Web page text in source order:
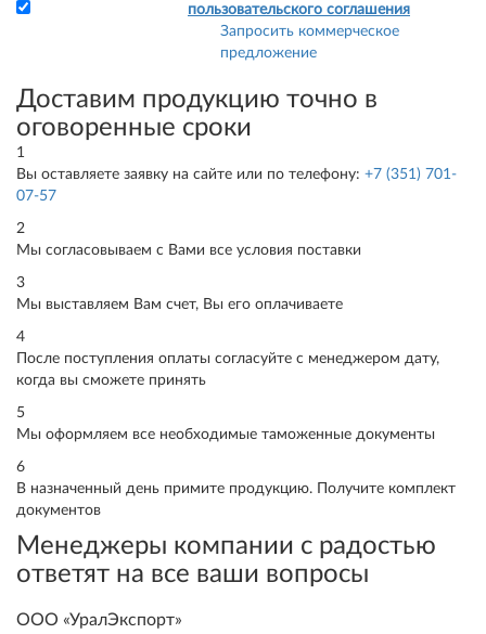
пользовательского соглашения
сразу сможем выставить
Вам счет.
Запросить коммерческое
предложение
Доставим продукцию точно в
оговоренные сроки
1
Вы оставляете заявку на сайте или по телефону: +7 (351) 701-
07-57
2
Мы согласовываем с Вами все условия поставки
3
Мы выставляем Вам счет, Вы его оплачиваете
4
После поступления оплаты согласуйте с менеджером дату,
когда вы сможете принять
5
Мы оформляем все необходимые таможенные документы
6
В назначенный день примите продукцию. Получите комплект
документов
Менеджеры компании с радостью
ответят на все ваши вопросы
ООО «УралЭкспорт»